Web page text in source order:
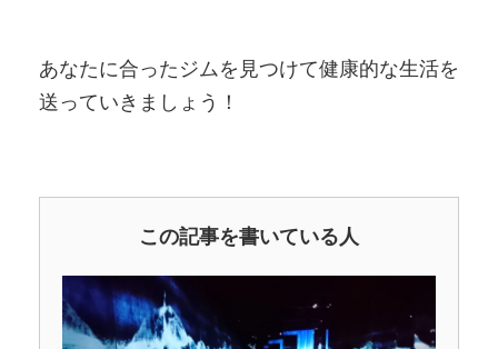
あなたに合ったジムを見つけて健康的な生活を
送っていきましょう！
この記事を書いている人